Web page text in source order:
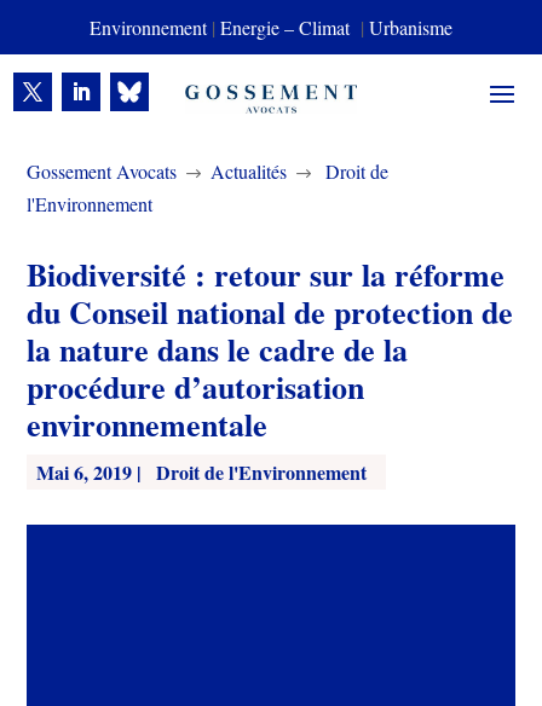
Environnement| Energie – Climat | Urbanisme
Gossement Avocats $ Actualités $
Droit de
l'Environnement
Biodiversité : retour sur la réforme
du Conseil national de protection de
la nature dans le cadre de la
procédure d’autorisation
environnementale
Mai 6, 2019 | Droit de l'Environnement